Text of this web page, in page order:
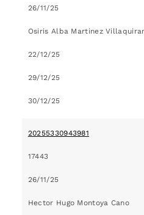
26/11/25
Osiris Alba Martinez
22/12/25
29/12/25
30/12/25
20255330943981
17443
26/11/25
Hector Hugo Montoya Cano